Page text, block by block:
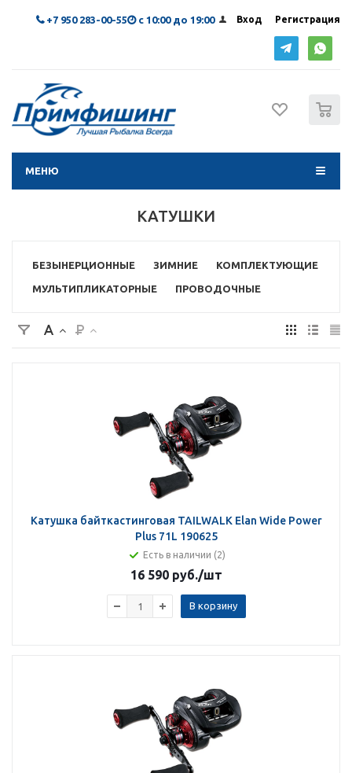
Вход Регистрация
+7 950 283-00-55 с 10:00 до 19:00
МЕНЮ
КАТУШКИ
БЕЗЫНЕРЦИОННЫЕ ЗИМНИЕ КОМПЛЕКТУЮЩИЕ
МУЛЬТИПЛИКАТОРНЫЕ ПРОВОДОЧНЫЕ
Катушка байткастинговая TAILWALK Elan Wide Power
Plus 71L 190625
Есть в наличии (2)
16 590 руб./шт
В корзину